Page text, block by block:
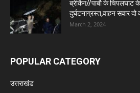
ब्रेकिंग//पाबौ के चिपलघाट
दुर्घटनाग्रस्त,वाहन सवार दो
March 2, 2024
POPULAR CATEGORY
उत्तराखंड